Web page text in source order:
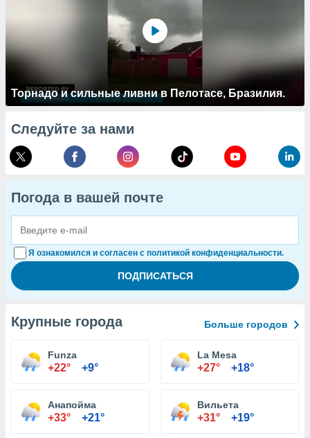
Торнадо и сильные ливни в Пелотасе, Бразилия.
Следуйте за нами
Погода в вашей почте
Я ознакомился и согласен с политикой конфиденциальности.
Крупные города Больше городов
Funza
+22° +9°
La Mesa
+27° +18°
Анапойма
+33° +21°
Вильета
+31° +19°